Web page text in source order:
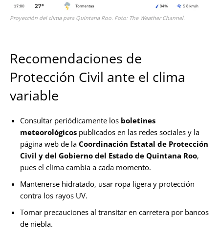
Proyección del clima para Quintana Roo. Foto: The Weather Channel.
Recomendaciones de
Protección Civil ante el clima
variable
Consultar periódicamente los boletines
meteorológicos publicados en las redes sociales y la
página web de la Coordinación Estatal de Protección
Civil y del Gobierno del Estado de Quintana Roo,
pues el clima cambia a cada momento.
Mantenerse hidratado, usar ropa ligera y protección
contra los rayos UV.
Tomar precauciones al transitar en carretera por bancos
de niebla.